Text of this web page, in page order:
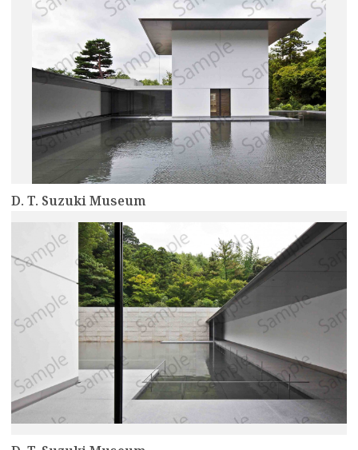
D. T. Suzuki Museum